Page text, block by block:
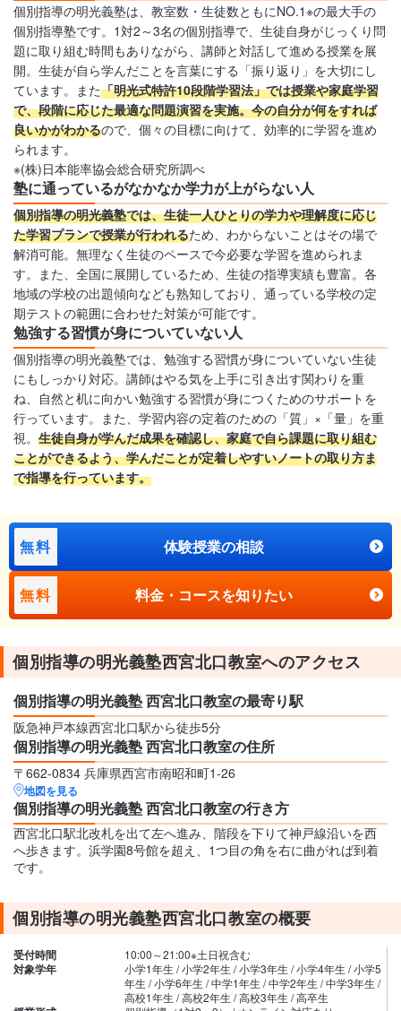
個別指導の明光義塾は、教室数・生徒数ともにNO.1※の最大手の
個別指導塾です。1対2～3名の個別指導で、生徒自身がじっくり問
題に取り組む時間もありながら、講師と対話して進める授業を展
開。生徒が自ら学んだことを言葉にする「振り返り」を大切にし
ています。また「明光式特許10段階学習法」では授業や家庭学習
で、段階に応じた最適な問題演習を実施。今の自分が何をすれば
良いかがわかるので、個々の目標に向けて、効率的に学習を進め
られます。
※(株)日本能率協会総合研究所調べ
塾に通っているがなかなか学力が上がらない人
個別指導の明光義塾では、生徒一人ひとりの学力や理解度に応じ
た学習プランで授業が行われるため、わからないことはその場で
解消可能。無理なく生徒のペースで今必要な学習を進められま
す。また、全国に展開しているため、生徒の指導実績も豊富。各
地域の学校の出題傾向なども熟知しており、通っている学校の定
期テストの範囲に合わせた対策が可能です。
勉強する習慣が身についていない人
個別指導の明光義塾では、勉強する習慣が身についていない生徒
にもしっかり対応。講師はやる気を上手に引き出す関わりを重
ね、自然と机に向かい勉強する習慣が身につくためのサポートを
行っています。また、学習内容の定着のための「質」×「量」を重
視。 生徒自身が学んだ成果を確認し、家庭で自ら課題に取り組む
ことができるよう、学んだことが定着しやすいノートの取り方ま
で指導を行っています。
無料 体験授業の相談
無料 料金・コースを知りたい
個別指導の明光義塾西宮北口教室へのアクセス
個別指導の明光義塾 西宮北口教室の最寄り駅
阪急神戸本線西宮北口駅から徒歩5分
個別指導の明光義塾 西宮北口教室の住所
〒662-0834 兵庫県西宮市南昭和町1-26
地図を見る
個別指導の明光義塾 西宮北口教室の行き方
西宮北口駅北改札を出て左へ進み、階段を下りて神戸線沿いを西
へ歩きます。浜学園8号館を超え、1つ目の角を右に曲がれば到着
です。
個別指導の明光義塾西宮北口教室の概要
受付時間 10:00～21:00※土日祝含む
対象学年
小学1年生 / 小学2年生 / 小学3年生 / 小学4年生 / 小学5
年生 / 小学6年生 / 中学1年生 / 中学2年生 / 中学3年生 /
高校1年生 / 高校2年生 / 高校3年生 / 高卒生